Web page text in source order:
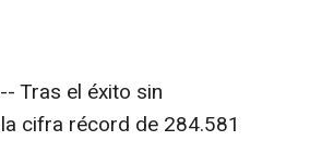
Tras el éxito sin
cifra récord de 284.581